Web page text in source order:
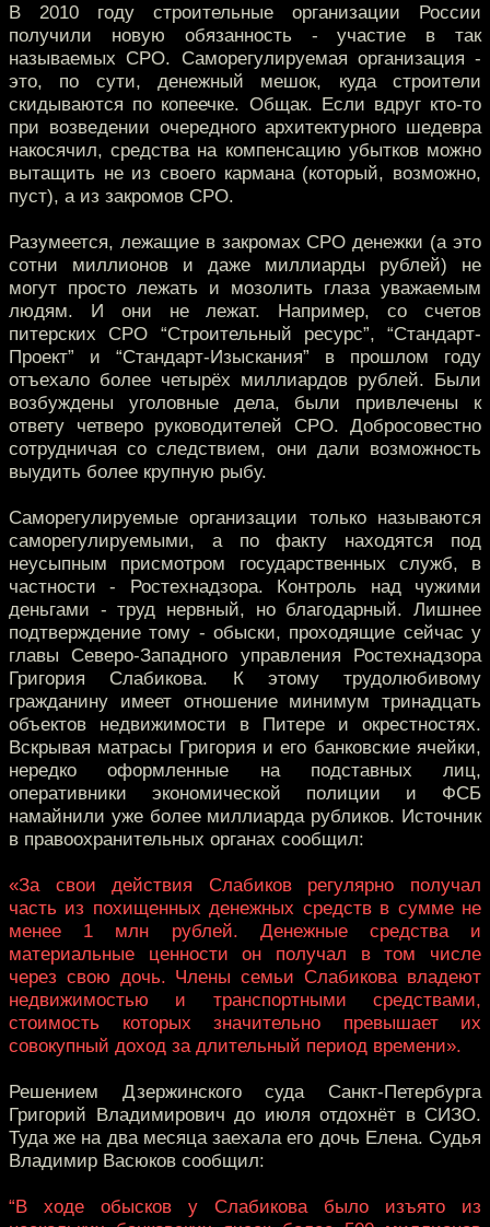
В 2010 году строительные организации России
получили новую обязанность - участие в так
называемых СРО. Саморегулируемая организация -
это, по сути, денежный мешок, куда строители
скидываются по копеечке. Общак. Если вдруг кто-то
при возведении очередного архитектурного шедевра
накосячил, средства на компенсацию убытков можно
вытащить не из своего кармана (который, возможно,
пуст), а из закромов СРО.
Разумеется, лежащие в закромах СРО денежки (а это
сотни миллионов и даже миллиарды рублей) не
могут просто лежать и мозолить глаза уважаемым
людям. И они не лежат. Например, со счетов
питерских СРО “Строительный ресурс”, “Стандарт-
Проект” и “Стандарт-Изыскания” в прошлом году
отъехало более четырёх миллиардов рублей. Были
возбуждены уголовные дела, были привлечены к
ответу четверо руководителей СРО. Добросовестно
сотрудничая со следствием, они дали возможность
выудить более крупную рыбу.
Саморегулируемые организации только называются
саморегулируемыми, а по факту находятся под
неусыпным присмотром государственных служб, в
частности - Ростехнадзора. Контроль над чужими
деньгами - труд нервный, но благодарный. Лишнее
подтверждение тому - обыски, проходящие сейчас у
главы Северо-Западного управления Ростехнадзора
Григория Слабикова. К этому трудолюбивому
гражданину имеет отношение минимум тринадцать
объектов недвижимости в Питере и окрестностях.
Вскрывая матрасы Григория и его банковские ячейки,
нередко оформленные на подставных лиц,
оперативники экономической полиции и ФСБ
намайнили уже более миллиарда рубликов. Источник
в правоохранительных органах сообщил:
«За свои действия Слабиков регулярно получал
часть из похищенных денежных средств в сумме не
менее 1 млн рублей. Денежные средства и
материальные ценности он получал в том числе
через свою дочь. Члены семьи Слабикова владеют
недвижимостью и транспортными средствами,
стоимость которых значительно превышает их
совокупный доход за длительный период времени».
Решением Дзержинского суда Санкт-Петербурга
Григорий Владимирович до июля отдохнёт в СИЗО.
Туда же на два месяца заехала его дочь Елена. Судья
Владимир Васюков сообщил:
“В ходе обысков у Слабикова было изъято из